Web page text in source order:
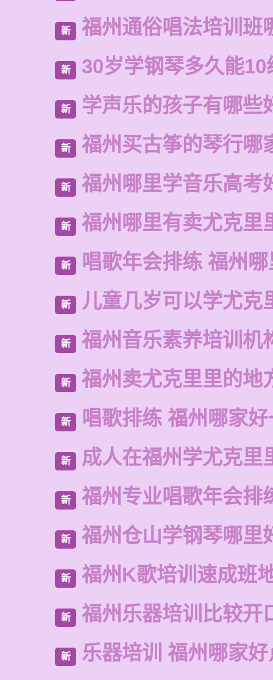
新 福州通俗唱法培训班
新 30岁学钢琴多久能10
新 学声乐的孩子有哪些
新 福州买古筝的琴行哪
新 福州哪里学音乐高考
新 福州哪里有卖尤克里
新 唱歌年会排练 福州
新 儿童几岁可以学尤克
新 福州音乐素养培训机
新 福州卖尤克里里的地
新 唱歌排练 福州哪家
新 成人在福州学尤克里
新 福州专业唱歌年会排
新 福州仓山学钢琴哪里
新 福州K歌培训速成班
新 福州乐器培训比较开
新 乐器培训 福州哪家